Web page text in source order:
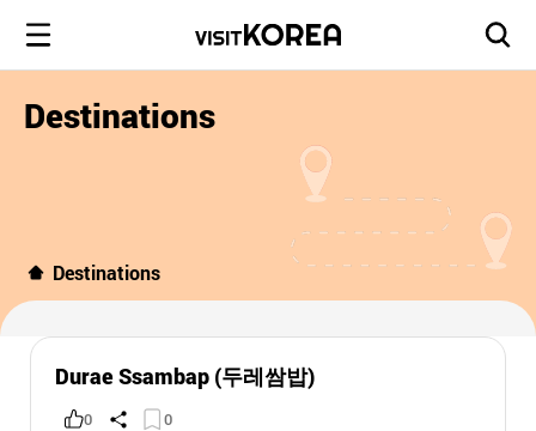
Destinations
Destinations
Durae Ssambap (두레쌈밥)
0 0